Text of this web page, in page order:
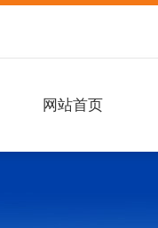
网站首页